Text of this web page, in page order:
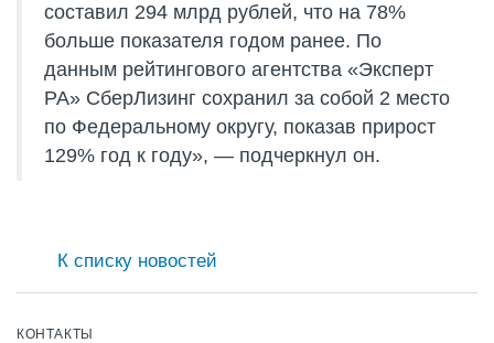
КОНТАКТЫ
составил 294 млрд рублей, что на 78%
больше показателя годом ранее. По
данным рейтингового агентства «Эксперт
РА» СберЛизинг сохранил за собой 2 место
по Федеральному округу, показав прирост
129% год к году», — подчеркнул он.
К списку новостей